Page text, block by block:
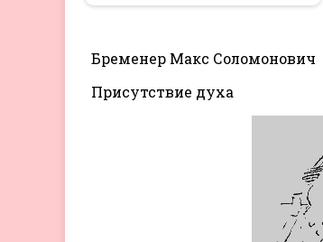
Бременер Макс Соломонович
Присутствие духа